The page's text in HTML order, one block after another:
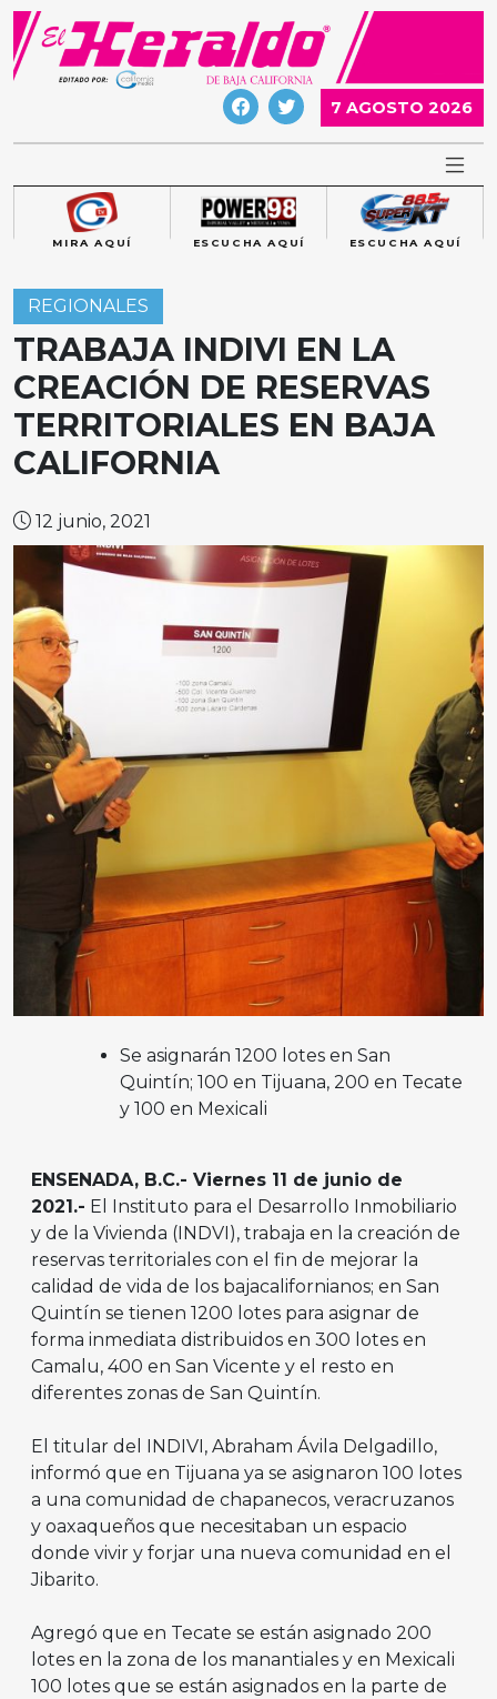
Skip
content
7 AGOSTO 2026
MIRA AQUÍ ESCUCHA AQUÍ ESCUCHA AQUÍ
REGIONALES
TRABAJA INDIVI EN LA
CREACIÓN DE RESERVAS
TERRITORIALES EN BAJA
CALIFORNIA
12 junio, 2021
Se asignarán 1200 lotes en San
Quintín; 100 en Tijuana, 200 en Tecate
y 100 en Mexicali
ENSENADA, B.C.- Viernes 11 de junio de
2021.- El Instituto para el Desarrollo Inmobiliario
y de la Vivienda (INDVI), trabaja en la creación de
reservas territoriales con el fin de mejorar la
calidad de vida de los bajacalifornianos; en San
Quintín se tienen 1200 lotes para asignar de
forma inmediata distribuidos en 300 lotes en
Camalu, 400 en San Vicente y el resto en
diferentes zonas de San Quintín.
El titular del INDIVI, Abraham Ávila Delgadillo,
informó que en Tijuana ya se asignaron 100 lotes
a una comunidad de chapanecos, veracruzanos
y oaxaqueños que necesitaban un espacio
donde vivir y forjar una nueva comunidad en el
Jibarito.
Agregó que en Tecate se están asignado 200
lotes en la zona de los manantiales y en Mexicali
100 lotes que se están asignados en la parte de